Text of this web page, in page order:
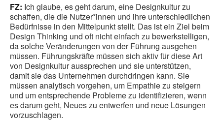
FZ: Ich glaube, es geht darum, eine Designkultur zu
schaffen, die die Nutzer*innen und ihre unterschiedlichen
Bedürfnisse in den Mittelpunkt stellt. Das ist ein Ziel beim
Design Thinking und oft nicht einfach zu bewerkstelligen,
da solche Veränderungen von der Führung ausgehen
müssen. Führungskräfte müssen sich aktiv für diese Art
von Designkultur aussprechen und sie unterstützen,
damit sie das Unternehmen durchdringen kann. Sie
müssen analytisch vorgehen, um Empathie zu steigern
und um entsprechende Probleme zu identifizieren, wenn
es darum geht, Neues zu entwerfen und neue Lösungen
vorzuschlagen.